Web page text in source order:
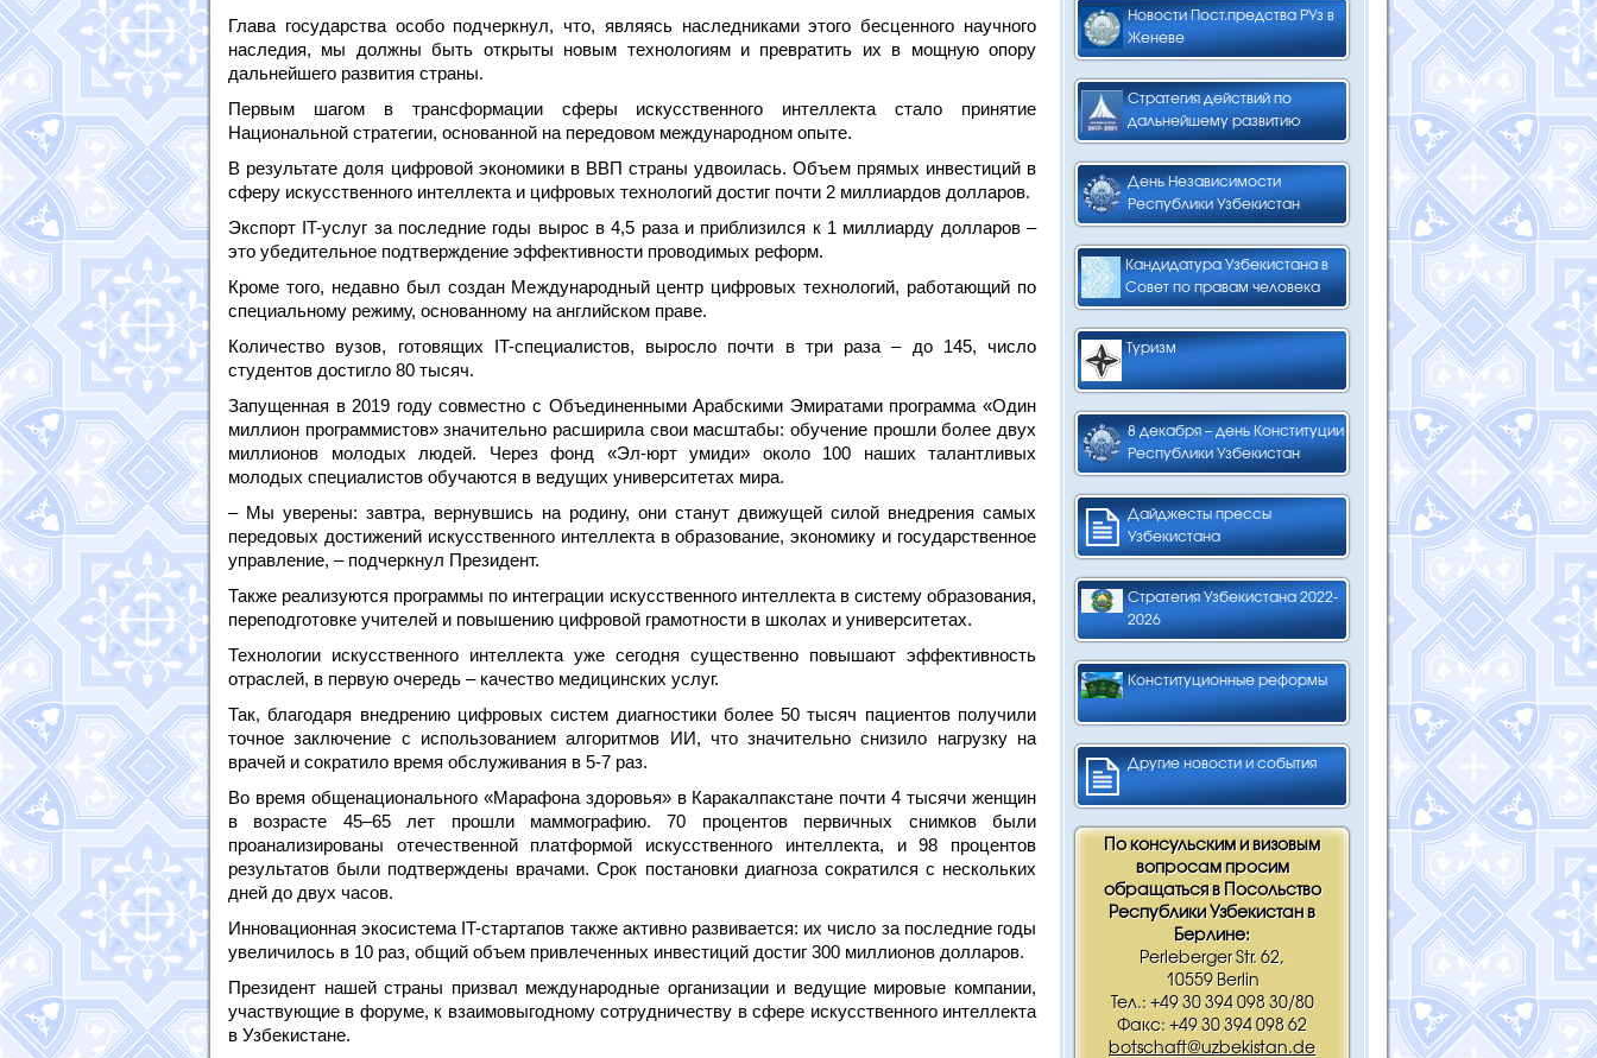
Новости Пост.предства РУз в
Женеве
Стратегия действий по
дальнейшему развитию
День Независимости
Республики Узбекистан
Кандидатура Узбекистана в
Совет по правам человека
Туризм
8 декабря – день Конституции
Республики Узбекистан
Дайджесты прессы
Узбекистана
Стратегия Узбекистана 2022-
2026
Конституционные реформы
Другие новости и события
По консульским и визовым
вопросам просим
обращаться в Посольство
Республики Узбекистан в
Берлине:
Perleberger Str. 62,
10559 Berlin
Тел.: +49 30 394 098 30/80
Факс: +49 30 394 098 62
botschaft@uzbekistan.de
Глава государства особо подчеркнул, что, являясь наследниками этого бесценного научного
наследия, мы должны быть открыты новым технологиям и превратить их в мощную опору
дальнейшего развития страны.
Первым шагом в трансформации сферы искусственного интеллекта стало принятие
Национальной стратегии, основанной на передовом международном опыте.
В результате доля цифровой экономики в ВВП страны удвоилась. Объем прямых инвестиций в
сферу искусственного интеллекта и цифровых технологий достиг почти 2 миллиардов долларов.
Экспорт IT-услуг за последние годы вырос в 4,5 раза и приблизился к 1 миллиарду долларов –
это убедительное подтверждение эффективности проводимых реформ.
Кроме того, недавно был создан Международный центр цифровых технологий, работающий по
специальному режиму, основанному на английском праве.
Количество вузов, готовящих IT-специалистов, выросло почти в три раза – до 145, число
студентов достигло 80 тысяч.
Запущенная в 2019 году совместно с Объединенными Арабскими Эмиратами программа «Один
миллион программистов» значительно расширила свои масштабы: обучение прошли более двух
миллионов молодых людей. Через фонд «Эл-юрт умиди» около 100 наших талантливых
молодых специалистов обучаются в ведущих университетах мира.
– Мы уверены: завтра, вернувшись на родину, они станут движущей силой внедрения самых
передовых достижений искусственного интеллекта в образование, экономику и государственное
управление, – подчеркнул Президент.
Также реализуются программы по интеграции искусственного интеллекта в систему образования,
переподготовке учителей и повышению цифровой грамотности в школах и университетах.
Технологии искусственного интеллекта уже сегодня существенно повышают эффективность
отраслей, в первую очередь – качество медицинских услуг.
Так, благодаря внедрению цифровых систем диагностики более 50 тысяч пациентов получили
точное заключение с использованием алгоритмов ИИ, что значительно снизило нагрузку на
врачей и сократило время обслуживания в 5-7 раз.
Во время общенационального «Марафона здоровья» в Каракалпакстане почти 4 тысячи женщин
в возрасте 45–65 лет прошли маммографию. 70 процентов первичных снимков были
проанализированы отечественной платформой искусственного интеллекта, и 98 процентов
результатов были подтверждены врачами. Срок постановки диагноза сократился с нескольких
дней до двух часов.
Инновационная экосистема IT-стартапов также активно развивается: их число за последние годы
увеличилось в 10 раз, общий объем привлеченных инвестиций достиг 300 миллионов долларов.
Президент нашей страны призвал международные организации и ведущие мировые компании,
участвующие в форуме, к взаимовыгодному сотрудничеству в сфере искусственного интеллекта
в Узбекистане.